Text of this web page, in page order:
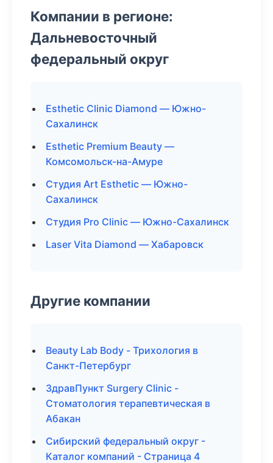
Компании в регионе:
Дальневосточный
федеральный округ
Esthetic Clinic Diamond — Южно-
Сахалинск
Esthetic Premium Beauty —
Комсомольск-на-Амуре
Студия Art Esthetic — Южно-
Сахалинск
Студия Pro Clinic — Южно-Сахалинск
Laser Vita Diamond — Хабаровск
Другие компании
Beauty Lab Body - Трихология в
Санкт-Петербург
ЗдравПункт Surgery Clinic -
Стоматология терапевтическая в
Абакан
Сибирский федеральный округ -
Каталог компаний - Страница 4